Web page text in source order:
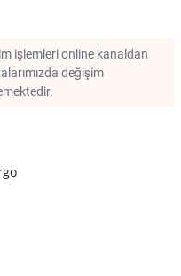
işlemleri online kanaldan
değişim